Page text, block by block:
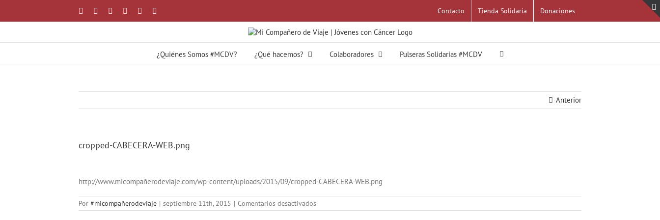
contenido
Facebook YouTubeInstagram
Correo
Contacto Tienda Solidaria Donaciones
¿Quiénes Somos #MCDV? ¿Qué hacemos? Colaboradores Pulseras Solidarias #MCDV
Anterior
cropped-CABECERA-WEB.png
http://www.micompañerodeviaje.com/wp-content/uploads/2015/09/cropped-CABECERA-WEB.png
Por #micompañerodeviaje | septiembre 11th, 2015 | Comentarios desactivadosen
cropped-